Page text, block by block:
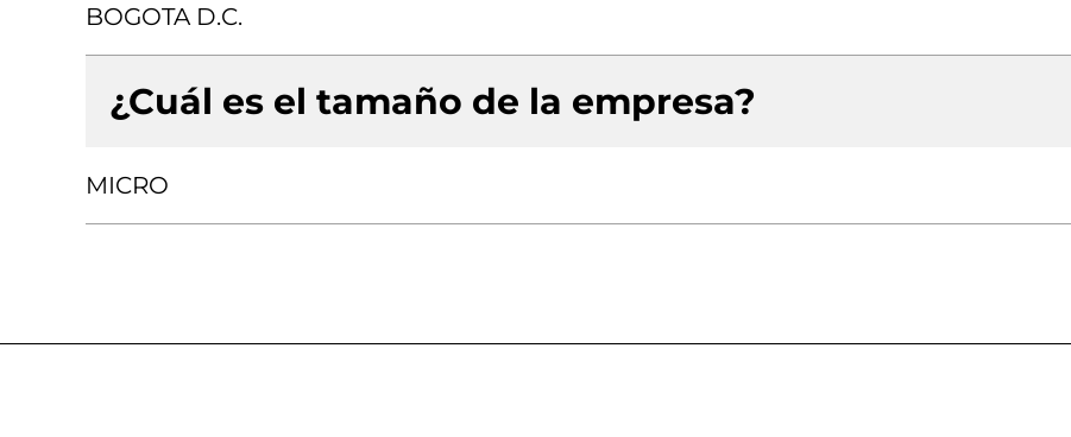
BOGOTA D.C.
¿Cuál es el tamaño de la empresa?
MICRO